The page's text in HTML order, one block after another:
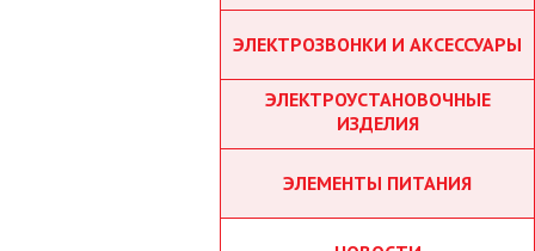
ЭЛЕКТРОЗВОНКИ И АКСЕССУАРЫ
ЭЛЕКТРОУСТАНОВОЧНЫЕ
ИЗДЕЛИЯ
ЭЛЕМЕНТЫ ПИТАНИЯ